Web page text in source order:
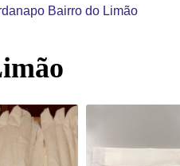
Bairro do Limão